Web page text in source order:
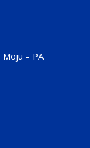
Moju – PA